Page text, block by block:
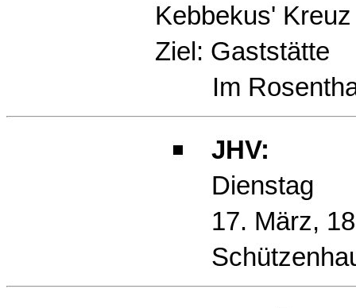
Kebbekus' Kreuz
Ziel: Gaststätte
Im
JHV:
Dienstag
17. März,